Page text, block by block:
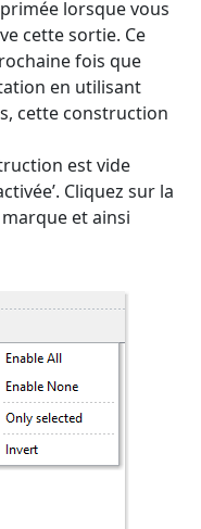
lorsque vous
cette sortie. Ce
fois que
en utilisant
cette construction
est vide
Cliquez sur la
et ainsi